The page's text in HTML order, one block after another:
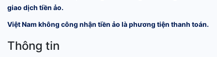
giao dịch tiền ảo.
Việt Nam không công nhận tiền ảo là phương tiện thanh toán.
Thông tin